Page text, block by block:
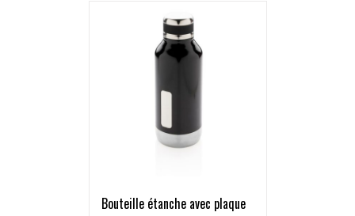
Bouteille étanche avec plaque